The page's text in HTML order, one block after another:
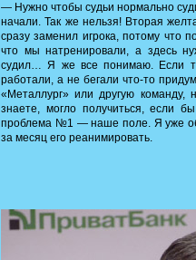
— Нужно чтобы судьи нормально
начали. Так же нельзя! Вторая
сразу заменил игрока, потому что
что мы натренировали, а здесь
судил… Я же все понимаю. Если
работали, а не бегали что-то
«Металлург» или другую команду,
знаете, могло получиться, если
проблема №1 — наше поле. Я уже
за месяц его реанимировать.